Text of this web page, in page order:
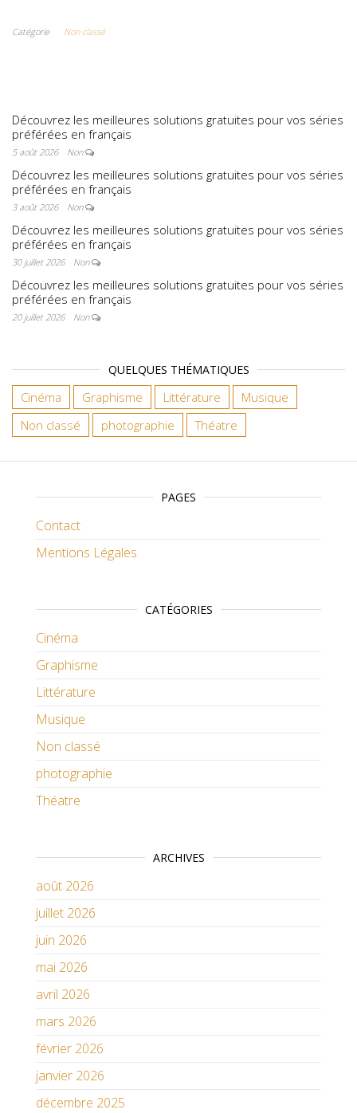
vos séries
Catégorie Non classé
Découvrez les meilleures solutions gratuites pour vos séries
préférées en français
5 août 2026 Non
Découvrez les meilleures solutions gratuites pour vos séries
préférées en français
3 août 2026 Non
Découvrez les meilleures solutions gratuites pour vos séries
préférées en français
30 juillet 2026 Non
Découvrez les meilleures solutions gratuites pour vos séries
préférées en français
20 juillet 2026 Non
QUELQUES THÉMATIQUES
Cinéma Graphisme Littérature
Musique
Non classé
photographie Théatre
PAGES
Contact
Mentions Légales
CATÉGORIES
Cinéma
Graphisme
Littérature
Musique
Non classé
photographie
Théatre
ARCHIVES
août 2026
juillet 2026
juin 2026
mai 2026
avril 2026
mars 2026
février 2026
janvier 2026
décembre 2025